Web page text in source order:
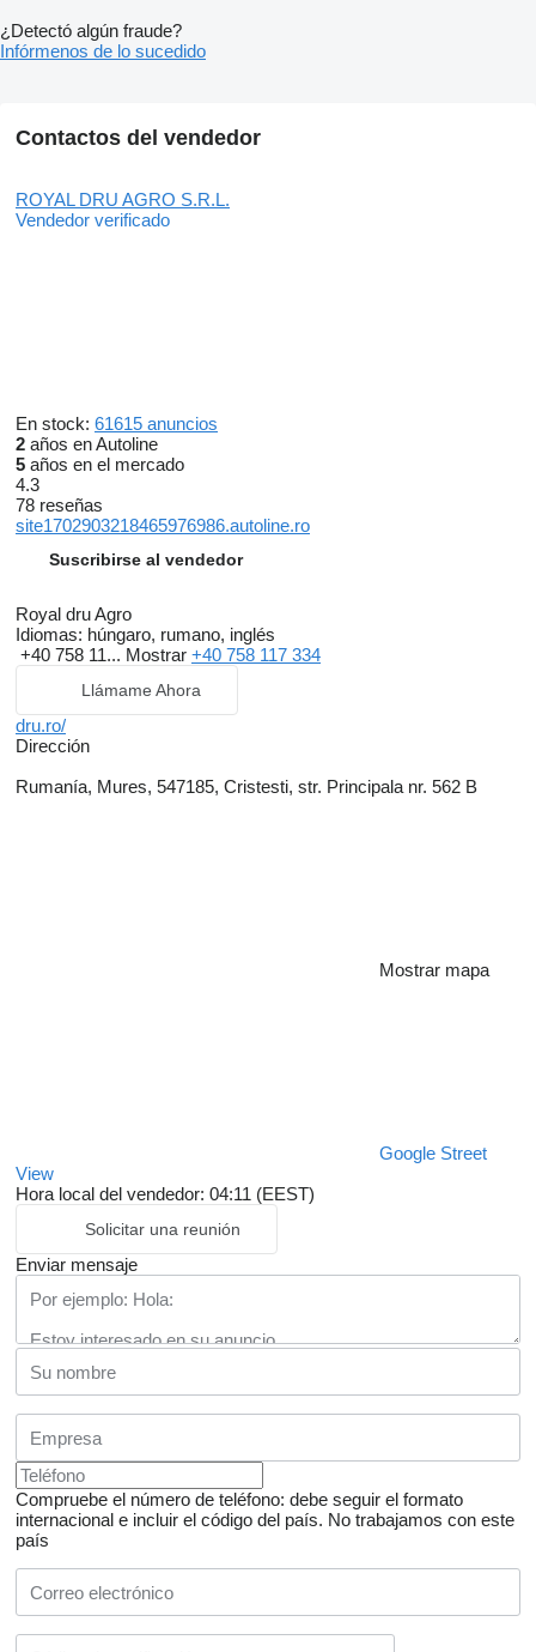
¿Detectó algún fraude?
Infórmenos de lo sucedido
Contactos del vendedor
ROYAL DRU AGRO S.R.L.
Vendedor verificado
En stock: 61615 anuncios
2 años en Autoline
5 años en el mercado
4.3
78 reseñas
site1702903218465976986.autoline.ro
Suscribirse al vendedor
Royal dru Agro
Idiomas: húngaro, rumano, inglés
+40 758 11... Mostrar +40 758 117 334
Llámame Ahora
dru.ro/
Dirección
Rumanía, Mures, 547185, Cristesti, str. Principala nr. 562 B
Mostrar mapa
Google Street
View
Hora local del vendedor: 04:11 (EEST)
Solicitar una reunión
Enviar mensaje
Compruebe el número de teléfono: debe seguir el formato
internacional e incluir el código del país. No trabajamos con este
país